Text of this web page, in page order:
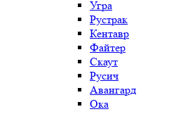
Угра
Рустрак
Кентавр
Файтер
Скаут
Русич
Авангард
Ока